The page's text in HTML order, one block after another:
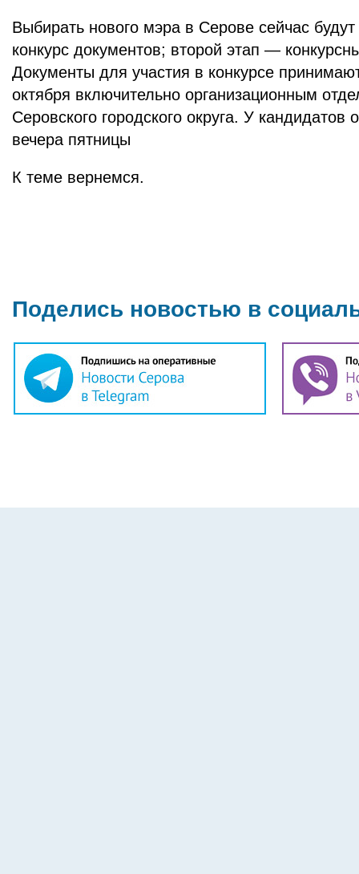
Выбирать нового мэра в Серове сейчас
конкурс документов; второй этап —
Документы для участия в конкурсе
октября включительно организационным
Серовского городского округа. У кандидатов
вечера пятницы
К теме вернемся.
Поделись новостью в